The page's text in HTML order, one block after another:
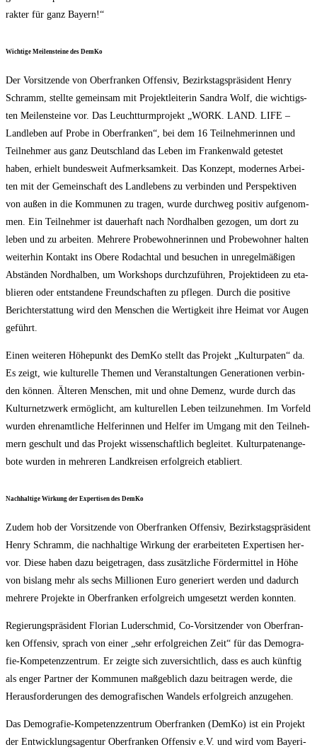
rak­ter für ganz Bayern!“
Wich­ti­ge Mei­len­stei­ne des DemKo
Der Vor­sit­zen­de von Ober­fran­ken Offen­siv, Bezirks­tags­prä­si­dent Hen­ry
Schramm, stell­te gemein­sam mit Pro­jekt­lei­te­rin San­dra Wolf, die wich­tigs­
ten Mei­len­stei­ne vor. Das Leucht­turm­pro­jekt „WORK. LAND. LIFE –
Land­le­ben auf Pro­be in Ober­fran­ken“, bei dem 16 Teil­neh­me­rin­nen und
Teil­neh­mer aus ganz Deutsch­land das Leben im Fran­ken­wald getes­tet
haben, erhielt bun­des­weit Auf­merk­sam­keit. Das Kon­zept, moder­nes Arbei­
ten mit der Gemein­schaft des Land­le­bens zu ver­bin­den und Per­spek­ti­ven
von außen in die Kom­mu­nen zu tra­gen, wur­de durch­weg posi­tiv auf­ge­nom­
men. Ein Teil­neh­mer ist dau­er­haft nach Nord­hal­ben gezo­gen, um dort zu
leben und zu arbei­ten. Meh­re­re Pro­be­woh­ne­rin­nen und Pro­be­woh­ner hal­ten
wei­ter­hin Kon­takt ins Obe­re Rodach­tal und besu­chen in unre­gel­mä­ßi­gen
Abstän­den Nord­hal­ben, um Work­shops durch­zu­füh­ren, Pro­jekt­ideen zu eta­
blie­ren oder ent­stan­de­ne Freund­schaf­ten zu pfle­gen. Durch die posi­ti­ve
Bericht­erstat­tung wird den Men­schen die Wer­tig­keit ihre Hei­mat vor Augen
geführt.
Einen wei­te­ren Höhe­punkt des Dem­Ko stellt das Pro­jekt „Kul­tur­pa­ten“ da.
Es zeigt, wie kul­tu­rel­le The­men und Ver­an­stal­tun­gen Gene­ra­tio­nen ver­bin­
den kön­nen. Älte­ren Men­schen, mit und ohne Demenz, wur­de durch das
Kul­tur­netz­werk ermög­licht, am kul­tu­rel­len Leben teil­zu­neh­men. Im Vor­feld
wur­den ehren­amt­li­che Hel­fe­rin­nen und Hel­fer im Umgang mit den Teil­neh­
mern geschult und das Pro­jekt wis­sen­schaft­lich beglei­tet. Kul­tur­pa­ten­an­ge­
bo­te wur­den in meh­re­ren Land­krei­sen erfolg­reich etabliert.
Nach­hal­ti­ge Wir­kung der Exper­ti­sen des DemKo
Zudem hob der Vor­sit­zen­de von Ober­fran­ken Offen­siv, Bezirks­tags­prä­si­dent
Hen­ry Schramm, die nach­hal­ti­ge Wir­kung der erar­bei­te­ten Exper­ti­sen her­
vor. Die­se haben dazu bei­getra­gen, dass zusätz­li­che För­der­mit­tel in Höhe
von bis­lang mehr als sechs Mil­lio­nen Euro gene­riert wer­den und dadurch
meh­re­re Pro­jek­te in Ober­fran­ken erfolg­reich umge­setzt wer­den konnten.
Regie­rungs­prä­si­dent Flo­ri­an Luder­schmid, Co-Vor­sit­zen­der von Ober­fran­
ken Offen­siv, sprach von einer „sehr erfolg­rei­chen Zeit“ für das Demo­gra­
fie-Kom­pe­tenz­zen­trum. Er zeig­te sich zuver­sicht­lich, dass es auch künf­tig
als enger Part­ner der Kom­mu­nen maß­geb­lich dazu bei­tra­gen wer­de, die
Her­aus­for­de­run­gen des demo­gra­fi­schen Wan­dels erfolg­reich anzugehen.
Das Demo­gra­fie-Kom­pe­tenz­zen­trum Ober­fran­ken (Dem­Ko) ist ein Pro­jekt
der Ent­wick­lungs­agen­tur Ober­fran­ken Offen­siv e.V. und wird vom Baye­ri­